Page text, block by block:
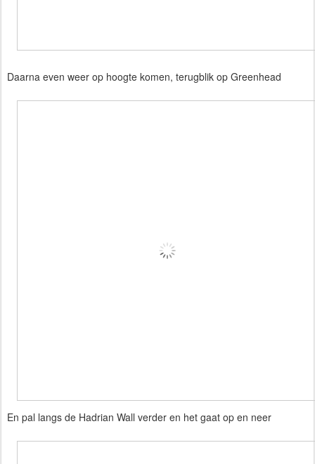
Daarna even weer op hoogte komen, terugblik op Greenhead
En pal langs de Hadrian Wall verder en het gaat op en neer